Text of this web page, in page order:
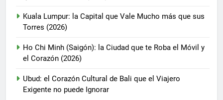
Kuala Lumpur: la Capital que Vale Mucho más que sus
Torres (2026)
Ho Chi Minh (Saigón): la Ciudad que te Roba el Móvil y
el Corazón (2026)
Ubud: el Corazón Cultural de Bali que el Viajero
Exigente no puede Ignorar